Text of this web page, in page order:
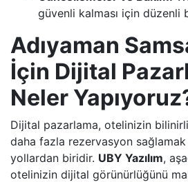
güvenli kalması için düzenli
Adıyaman
İçin Dijital
Neler
Dijital pazarlama, otelinizin
daha fazla rezervasyon
yollardan biridir. UBY Yazılım,
otelinizin dijital görünürlüğünü